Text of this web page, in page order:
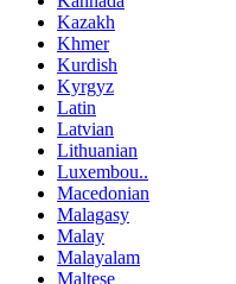
Kazakh
Khmer
Kurdish
Kyrgyz
Latin
Latvian
Lithuanian
Luxembou..
Macedonian
Malagasy
Malay
Malayalam
Maltese